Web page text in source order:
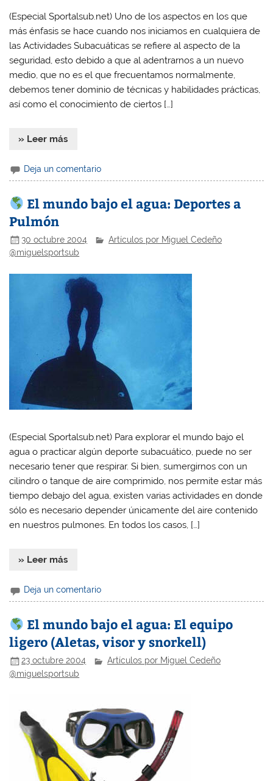
(Especial Sportalsub.net) Uno de los aspectos en los que
más énfasis se hace cuando nos iniciamos en cualquiera de
las Actividades Subacuáticas se refiere al aspecto de la
seguridad, esto debido a que al adentrarnos a un nuevo
medio, que no es el que frecuentamos normalmente,
debemos tener dominio de técnicas y habilidades prácticas,
así como el conocimiento de ciertos […]
» Leer más
Deja un comentario
El mundo bajo el agua: Deportes a
Pulmón
30 octubre 2004
Artículos por Miguel Cedeño
@miguelsportsub
(Especial Sportalsub.net) Para explorar el mundo bajo el
agua o practicar algún deporte subacuático, puede no ser
necesario tener que respirar. Si bien, sumergirnos con un
cilindro o tanque de aire comprimido, nos permite estar más
tiempo debajo del agua, existen varias actividades en donde
sólo es necesario depender únicamente del aire contenido
en nuestros pulmones. En todos los casos, […]
» Leer más
Deja un comentario
El mundo bajo el agua: El equipo
ligero (Aletas, visor y snorkell)
23 octubre 2004
Artículos por Miguel Cedeño
@miguelsportsub